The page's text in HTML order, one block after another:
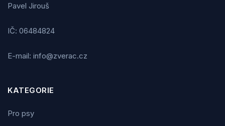
Pavel Jirouš
IČ: 06484824
E-mail: info@zverac.cz
KATEGORIE
Pro psy